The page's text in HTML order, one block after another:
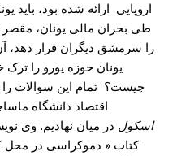
اروپایی ارائه شده بود، باید
طی بحران مالی یونان، مقصر
را سرمشق دیگران قرار دهد،
یونان حوزه یورو را ترک
چیست؟ تمام این سوالات را
اقتصاد دانشگاه
اسکول در میان نهادیم. وی
کتاب « دموکراسی در محل